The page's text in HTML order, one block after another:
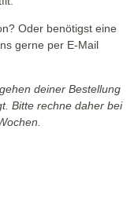
Oder benötigst eine
gerne per E-Mail
deiner Bestellung
Bitte rechne daher bei